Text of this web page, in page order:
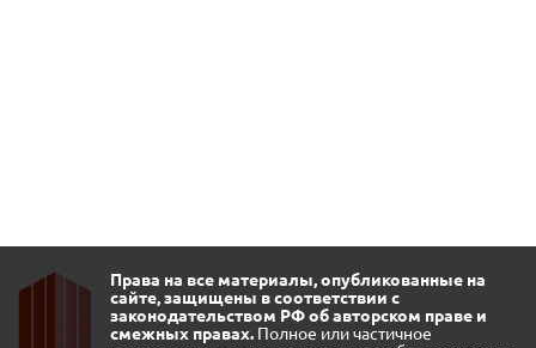
Права на все материалы, опубликованные на
сайте, защищены в соответствии с
законодательством РФ об авторском праве и
смежных правах. Полное или частичное